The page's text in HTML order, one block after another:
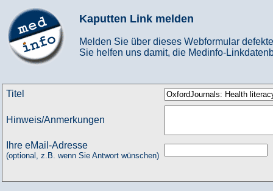
Kaputten Link melden
Melden Sie über dieses Webformular
Sie helfen uns damit, die Medinfo-
Titel
Hinweis/Anmerkungen
Ihre eMail-Adresse
(optional, z.B. wenn Sie Antwort wünschen)